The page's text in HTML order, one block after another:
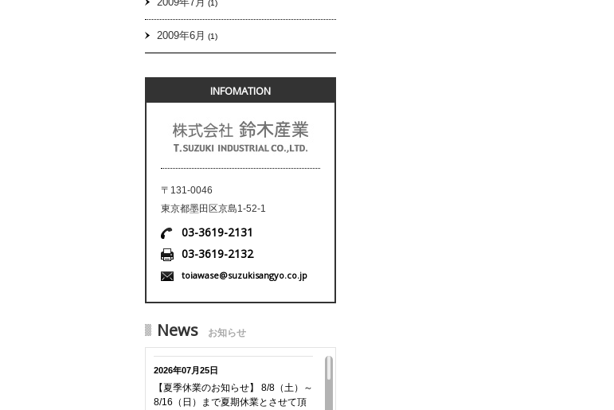
(1)
2009年6月 (1)
INFOMATION
〒131-0046
東京都墨田区京島1-52-1
03-3619-2131
03-3619-2132
toiawase@suzukisangyo.co.jp
News お知らせ
2026年07月25日
【夏季休業のお知らせ】 8/8（土）～
8/16（日）まで夏期休業とさせて頂